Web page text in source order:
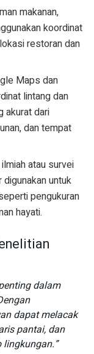
makanan,
koordinat
restoran dan
Maps dan
lintang dan
akurat dari
dan tempat
atau survei
digunakan untuk
pengukuran
hayati.
dalam
dapat melacak
pantai, dan